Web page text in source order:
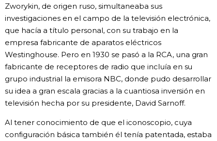
Zworykin, de origen ruso, simultaneaba sus
investigaciones en el campo de la televisión electrónica,
que hacía a título personal, con su trabajo en la
empresa fabricante de aparatos eléctricos
Westinghouse. Pero en 1930 se pasó a la RCA, una gran
fabricante de receptores de radio que incluía en su
grupo industrial la emisora NBC, donde pudo desarrollar
su idea a gran escala gracias a la cuantiosa inversión en
televisión hecha por su presidente, David Sarnoff.
Al tener conocimiento de que el iconoscopio, cuya
configuración básica también él tenía patentada, estaba